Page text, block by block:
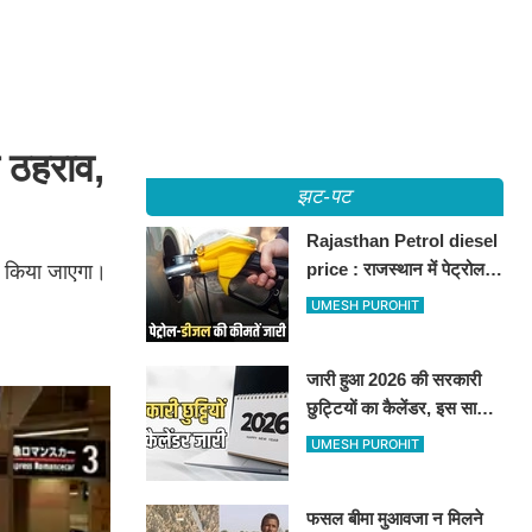
जाएगा।
झट-पट
Rajasthan Petrol diesel
price : राजस्थान में पेट्रोल-
डीजल की कीमतें जारी, जानिए
UMESH PUROHIT
जारी हुआ 2026 की सरकारी
छुट्टियों का कैलेंडर, इस साल
कई बार मिलेगा लगातार
UMESH PUROHIT
फसल बीमा मुआवजा न मिलने